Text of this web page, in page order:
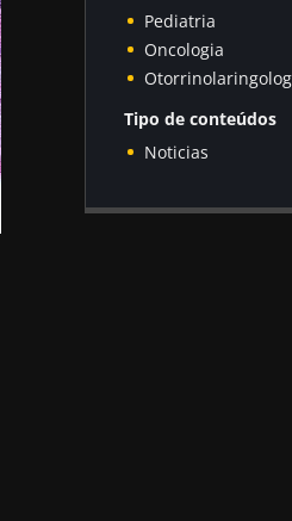
Pediatria
Oncologia
Tipo de conteúdos
Noticias